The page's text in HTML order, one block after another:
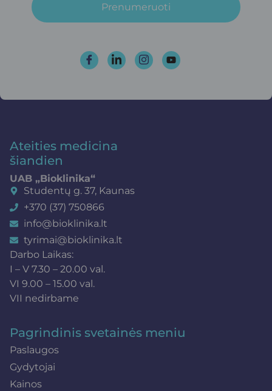
Prenumeruoti
Ateities medicina
šiandien
UAB „Bioklinika“
Studentų g. 37, Kaunas
+370 (37) 750866
info@bioklinika.lt
tyrimai@bioklinika.lt
Darbo Laikas:
I – V 7.30 – 20.00 val.
VI 9.00 – 15.00 val.
VII nedirbame
Pagrindinis svetainės meniu
Paslaugos
Gydytojai
Kainos